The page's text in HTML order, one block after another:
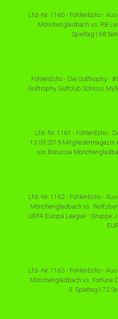
Lfd.-Nr. 1160 - FohlenEcho -
Mönchengladbach vs. RB
Spieltag | 68
FohlenEcho - Die Golftrophy -
Golftrophy Golfclub Schloss
Lfd.-Nr. 1161 - FohlenEcho -
13.09.2019 Mitgliedermagazin
von Borussia
Lfd.-Nr. 1162 - FohlenEcho -
Mönchengladbach vs.
UEFA Europa League - Gruppe
EUR
Lfd.-Nr. 1163 - FohlenEcho -
Mönchengladbach vs. Fortuna
5. Spieltag | 72